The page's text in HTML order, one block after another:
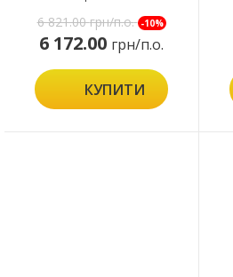
6 821.00грн/п.о. -10%
6 172.00 грн/п.о.
КУПИТИ